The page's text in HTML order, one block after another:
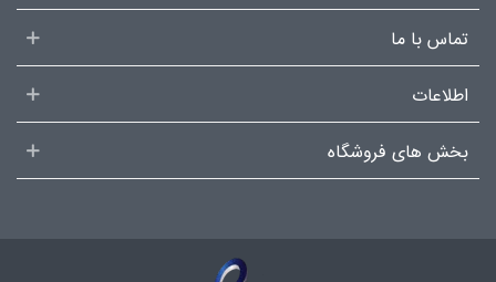
تماس با ما
اطلاعات
بخش های فروشگاه